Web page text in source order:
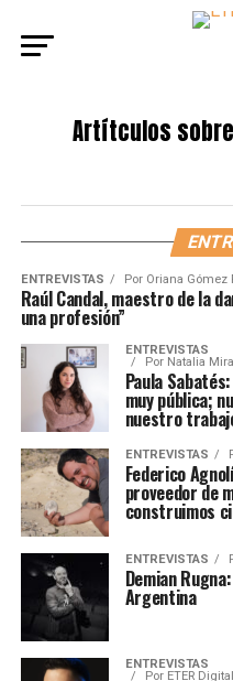
Artítculos sobre
ENTREVISTAS Por Oriana Gómez
Raúl Candal, maestro de la
una profesión”
ENTREVISTAS
Por Natalia
Paula
muy pública;
nuestro
ENTREVISTAS
Federico
proveedor de
construimos
ENTREVISTAS
Demian
Argentina
ENTREVISTAS
Por ETER